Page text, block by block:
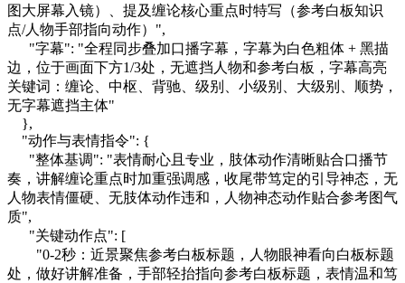
图大屏幕入镜）、提及缠论核心重点时特写（参考白板知识
点/人物手部指向动作）",
"字幕": "全程同步叠加口播字幕，字幕为白色粗体 + 黑描
边，位于画面下方1/3处，无遮挡人物和参考白板，字幕高亮
关键词：缠论、中枢、背驰、级别、小级别、大级别、顺势，
无字幕遮挡主体"
},
"动作与表情指令": {
"整体基调": "表情耐心且专业，肢体动作清晰贴合口播节
奏，讲解缠论重点时加重强调感，收尾带笃定的引导神态，无
人物表情僵硬、无肢体动作违和，人物神态动作贴合参考图气
质",
"关键动作点": [
"0-2秒：近景聚焦参考白板标题，人物眼神看向白板标题
处，做好讲解准备，手部轻抬指向参考白板标题，表情温和笃